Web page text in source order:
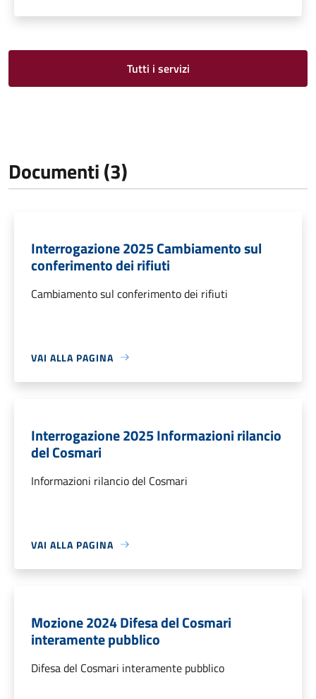
Tutti i servizi
Documenti (3)
Interrogazione 2025 Cambiamento sul
conferimento dei rifiuti
Cambiamento sul conferimento dei rifiuti
VAI ALLA PAGINA
Interrogazione 2025 Informazioni rilancio
del Cosmari
Informazioni rilancio del Cosmari
VAI ALLA PAGINA
Mozione 2024 Difesa del Cosmari
interamente pubblico
Difesa del Cosmari interamente pubblico